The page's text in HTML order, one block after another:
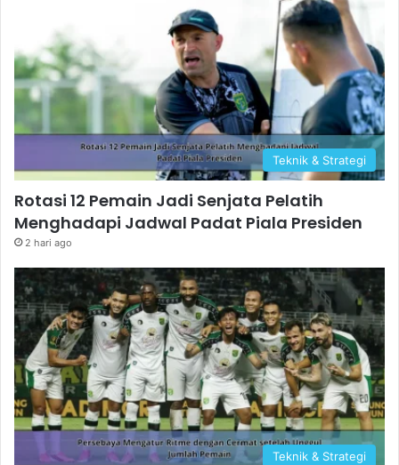
Teknik & Strategi
Rotasi 12 Pemain Jadi Senjata Pelatih
Menghadapi Jadwal Padat Piala Presiden
2 hari ago
Teknik & Strategi